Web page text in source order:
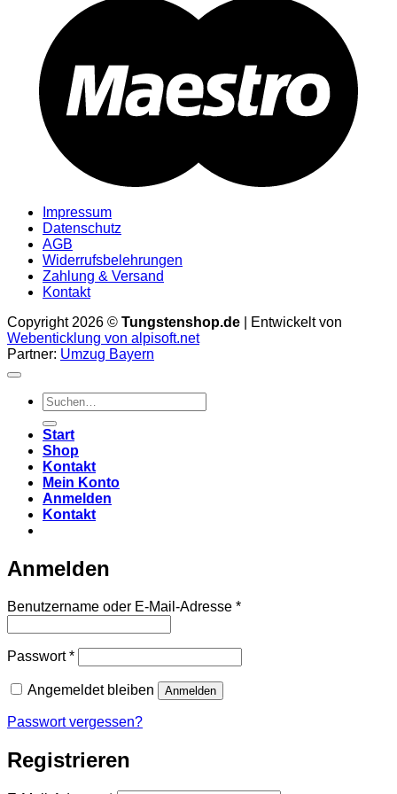
Impressum
Datenschutz
AGB
Widerrufsbelehrungen
Zahlung & Versand
Kontakt
Copyright 2026 © Tungstenshop.de | Entwickelt von
Webenticklung von alpisoft.net
Partner: Umzug Bayern
Suche
nach:
Start
Shop
Kontakt
Mein Konto
Anmelden
Kontakt
Anmelden
Benutzername oder E-Mail-Adresse *Erforderlich
Passwort*Erforderlich
Angemeldet bleiben Anmelden
Passwort vergessen?
Registrieren